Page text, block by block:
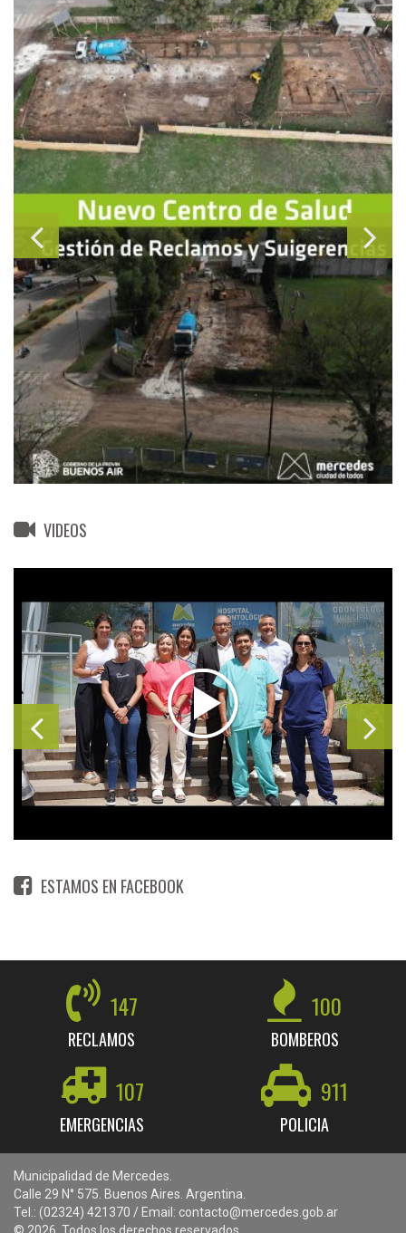
VIDEOS
ESTAMOS EN FACEBOOK
147
RECLAMOS
100
BOMBEROS
107
EMERGENCIAS
911
POLICIA
Municipalidad de Mercedes.
Calle 29 N° 575. Buenos Aires. Argentina.
Tel.: (02324) 421370 / Email: contacto@mercedes.gob.ar
© 2026. Todos los derechos reservados.